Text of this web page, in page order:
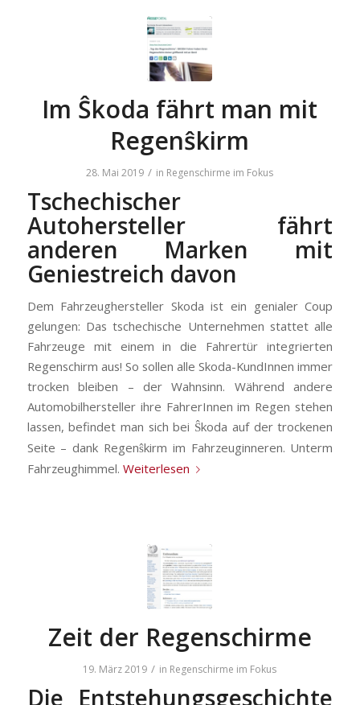
Im Ŝkoda fährt man mit
Regenŝkirm
28. Mai 2019 / in Regenschirme im Fokus
Tschechischer
Autohersteller fährt
anderen Marken mit
Geniestreich davon
Dem Fahrzeughersteller Skoda ist ein genialer Coup
gelungen: Das tschechische Unternehmen stattet alle
Fahrzeuge mit einem in die Fahrertür integrierten
Regenschirm aus! So sollen alle Skoda-KundInnen immer
trocken bleiben – der Wahnsinn. Während andere
Automobilhersteller ihre FahrerInnen im Regen stehen
lassen, befindet man sich bei Ŝkoda auf der trockenen
Seite – dank Regenŝkirm im Fahrzeuginneren. Unterm
Fahrzeughimmel. Weiterlesen
Zeit der Regenschirme
19. März 2019 / in Regenschirme im Fokus
Die Entstehungsgeschichte